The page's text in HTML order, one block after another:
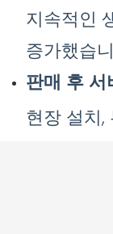
지속적인
증가했습
판매 후 서
현장 설치,